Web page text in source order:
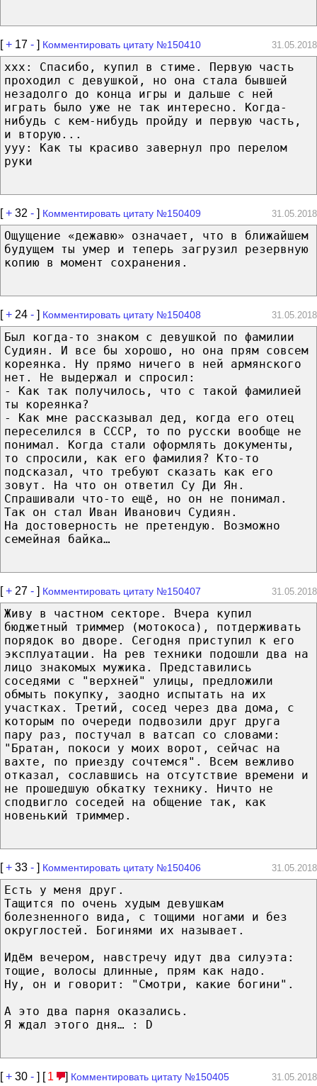
[+ 17 - ] Комментировать цитату №150410 31.05.2018
xxx: Спасибо, купил в стиме. Первую часть
проходил с девушкой, но она стала бывшей
незадолго до конца игры и дальше с ней
играть было уже не так интересно. Когда-
нибудь с кем-нибудь пройду и первую часть,
и вторую...
yyy: Как ты красиво завернул про перелом
руки
[+ 32 - ] Комментировать цитату №150409 31.05.2018
Ощущение «дежавю» означает, что в ближайшем
будущем ты умер и теперь загрузил резервную
копию в момент сохранения.
[+ 24 - ] Комментировать цитату №150408 31.05.2018
Был когда-то знаком с девушкой по фамилии
Судиян. И все бы хорошо, но она прям совсем
кореянка. Ну прямо ничего в ней армянского
нет. Не выдержал и спросил:
- Как так получилось, что с такой фамилией
ты кореянка?
- Как мне рассказывал дед, когда его отец
переселился в СССР, то по русски вообще не
понимал. Когда стали оформлять документы,
то спросили, как его фамилия? Кто-то
подсказал, что требуют сказать как его
зовут. На что он ответил Су Ди Ян.
Спрашивали что-то ещё, но он не понимал.
Так он стал Иван Иванович Судиян.
На достоверность не претендую. Возможно
семейная байка…
[+ 27 - ] Комментировать цитату №150407 31.05.2018
Живу в частном секторе. Вчера купил
бюджетный триммер (мотокоса), потдерживать
порядок во дворе. Сегодня приступил к его
эксплуатации. На рев техники подошли два на
лицо знакомых мужика. Представились
соседями с "верхней" улицы, предложили
обмыть покупку, заодно испытать на их
участках. Третий, сосед через два дома, с
которым по очереди подвозили друг друга
пару раз, постучал в ватсап со словами:
"Братан, покоси у моих ворот, сейчас на
вахте, по приезду сочтемся". Всем вежливо
отказал, сославшись на отсутствие времени и
не прошедшую обкатку технику. Ничто не
сподвигло соседей на общение так, как
новенький триммер.
[+ 33 - ] Комментировать цитату №150406 31.05.2018
Есть у меня друг.
Тащится по очень худым девушкам
болезненного вида, с тощими ногами и без
округлостей. Богинями их называет.
Идём вечером, навстречу идут два силуэта:
тощие, волосы длинные, прям как надо.
Ну, он и говорит: "Смотри, какие богини".
А это два парня оказались.
Я ждал этого дня… : D
[+ 30 - ] [ 1 ] Комментировать цитату №150405 31.05.2018